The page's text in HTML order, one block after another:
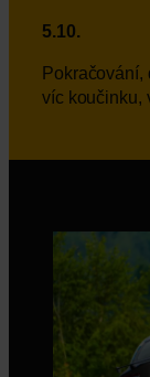
5.10.
Pokračování,
víc koučinku,